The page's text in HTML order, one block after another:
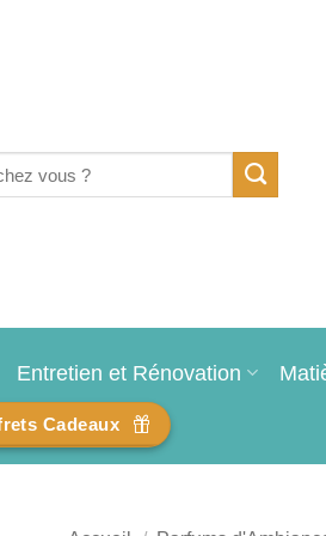
Entretien et Rénovation
Cadeaux